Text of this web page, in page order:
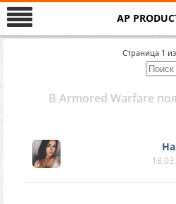
AP
Страница 1 из
В Armored Warfare